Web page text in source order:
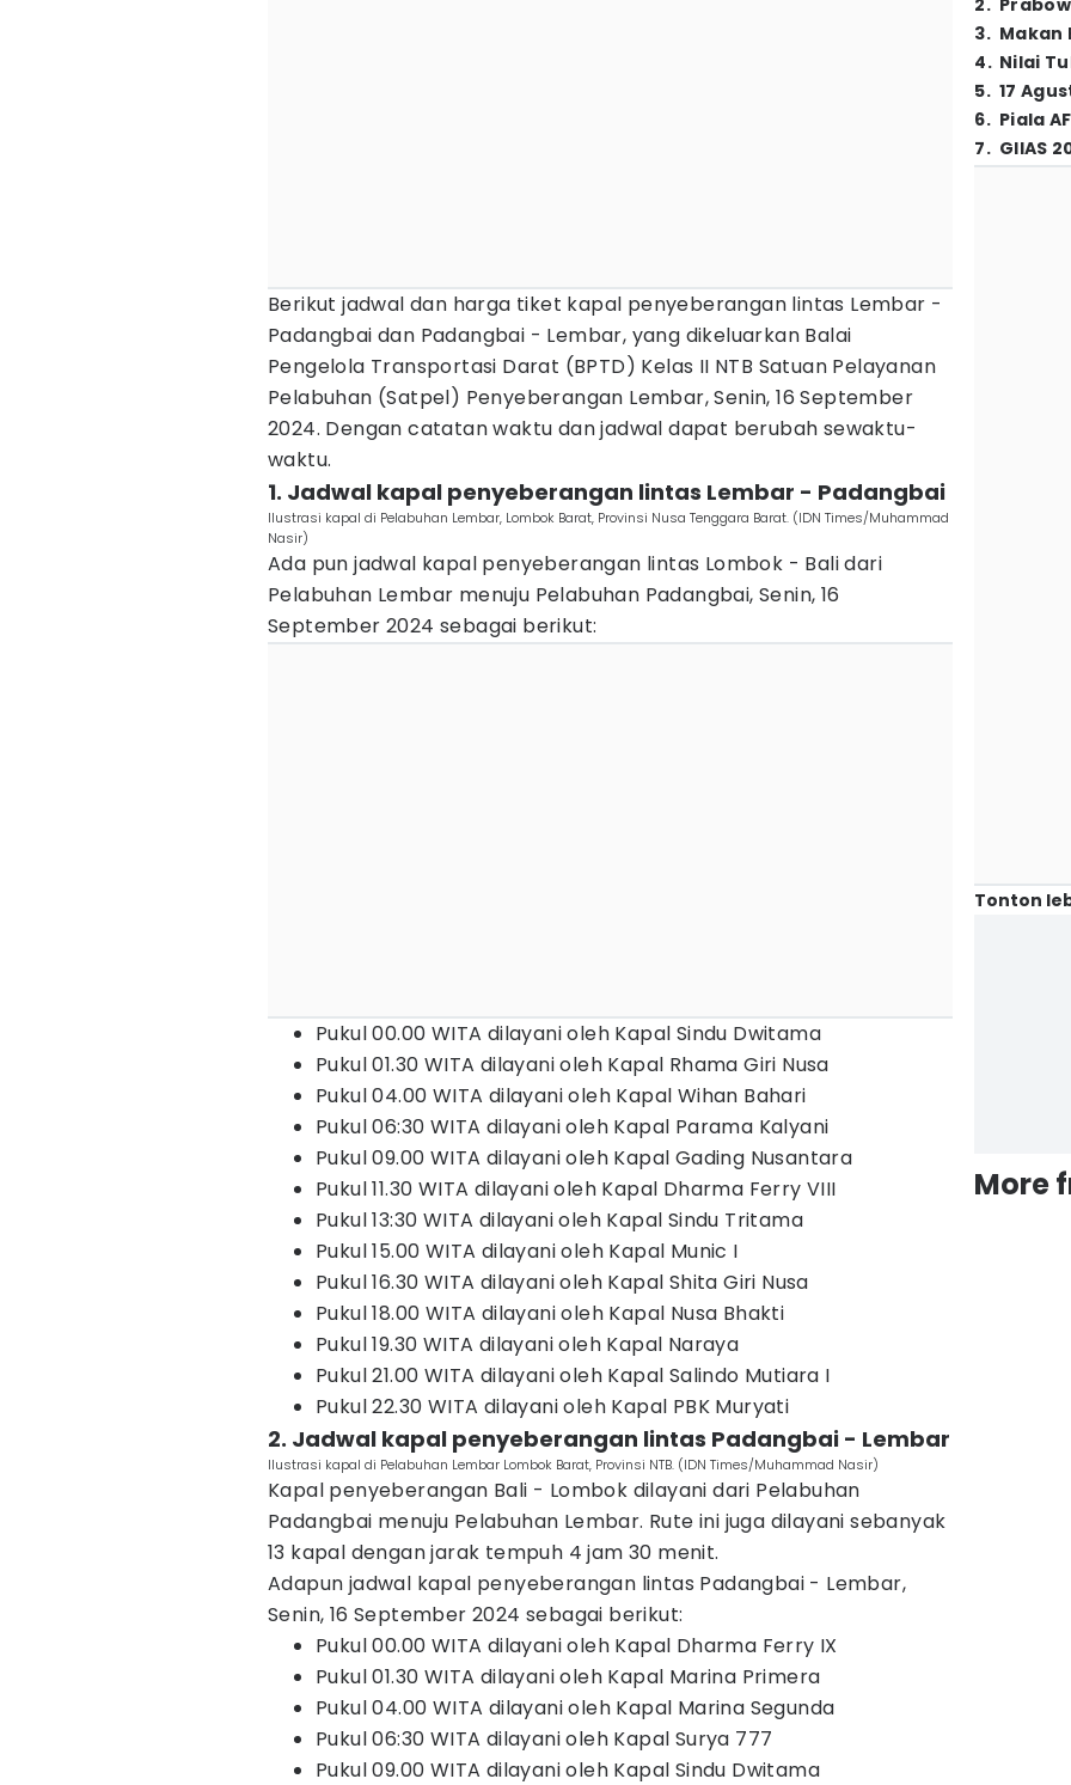
Berikut jadwal dan harga tiket kapal penyeberangan lintas Lembar -
Padangbai dan Padangbai - Lembar, yang dikeluarkan Balai
Pengelola Transportasi Darat (BPTD) Kelas II NTB Satuan Pelayanan
Pelabuhan (Satpel) Penyeberangan Lembar, Senin, 16 September
2024. Dengan catatan waktu dan jadwal dapat berubah sewaktu-
waktu.
1. Jadwal kapal penyeberangan lintas Lembar - Padangbai
Ilustrasi kapal di Pelabuhan Lembar, Lombok Barat, Provinsi Nusa Tenggara Barat. (IDN Times/Muhammad
Nasir)
Ada pun jadwal kapal penyeberangan lintas Lombok - Bali dari
Pelabuhan Lembar menuju Pelabuhan Padangbai, Senin, 16
September 2024 sebagai berikut:
Pukul 00.00 WITA dilayani oleh Kapal Sindu Dwitama
Pukul 01.30 WITA dilayani oleh Kapal Rhama Giri Nusa
Pukul 04.00 WITA dilayani oleh Kapal Wihan Bahari
Pukul 06:30 WITA dilayani oleh Kapal Parama Kalyani
Pukul 09.00 WITA dilayani oleh Kapal Gading Nusantara
Pukul 11.30 WITA dilayani oleh Kapal Dharma Ferry VIII
Pukul 13:30 WITA dilayani oleh Kapal Sindu Tritama
Pukul 15.00 WITA dilayani oleh Kapal Munic I
Pukul 16.30 WITA dilayani oleh Kapal Shita Giri Nusa
Pukul 18.00 WITA dilayani oleh Kapal Nusa Bhakti
Pukul 19.30 WITA dilayani oleh Kapal Naraya
Pukul 21.00 WITA dilayani oleh Kapal Salindo Mutiara I
Pukul 22.30 WITA dilayani oleh Kapal PBK Muryati
2. Jadwal kapal penyeberangan lintas Padangbai - Lembar
Ilustrasi kapal di Pelabuhan Lembar Lombok Barat, Provinsi NTB. (IDN Times/Muhammad Nasir)
Kapal penyeberangan Bali - Lombok dilayani dari Pelabuhan
Padangbai menuju Pelabuhan Lembar. Rute ini juga dilayani sebanyak
13 kapal dengan jarak tempuh 4 jam 30 menit.
Adapun jadwal kapal penyeberangan lintas Padangbai - Lembar,
Senin, 16 September 2024 sebagai berikut:
Pukul 00.00 WITA dilayani oleh Kapal Dharma Ferry IX
Pukul 01.30 WITA dilayani oleh Kapal Marina Primera
Pukul 04.00 WITA dilayani oleh Kapal Marina Segunda
Pukul 06:30 WITA dilayani oleh Kapal Surya 777
Pukul 09.00 WITA dilayani oleh Kapal Sindu Dwitama
2.
3. Makan
4. Nilai
5. 17
6. Piala
7. GIIAS
Tonton
More